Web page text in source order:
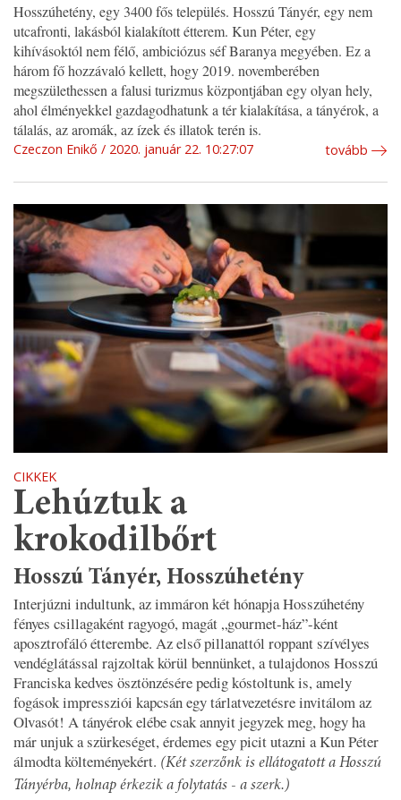
Hosszúhetény, egy 3400 fős település. Hosszú Tányér, egy nem
utcafronti, lakásból kialakított étterem. Kun Péter, egy
kihívásoktól nem félő, ambiciózus séf Baranya megyében. Ez a
három fő hozzávaló kellett, hogy 2019. novemberében
megszülethessen a falusi turizmus központjában egy olyan hely,
ahol élményekkel gazdagodhatunk a tér kialakítása, a tányérok, a
tálalás, az aromák, az ízek és illatok terén is.
Czeczon Enikő 2020. január 22. 10:27:07 tovább
CIKKEK
Lehúztuk a
krokodilbőrt
Hosszú Tányér, Hosszúhetény
Interjúzni indultunk, az immáron két hónapja Hosszúhetény
fényes csillagaként ragyogó, magát „gourmet-ház”-ként
aposztrofáló étterembe. Az első pillanattól roppant szívélyes
vendéglátással rajzoltak körül bennünket, a tulajdonos Hosszú
Franciska kedves ösztönzésére pedig kóstoltunk is, amely
fogások impressziói kapcsán egy tárlatvezetésre invitálom az
Olvasót! A tányérok elébe csak annyit jegyzek meg, hogy ha
már unjuk a szürkeséget, érdemes egy picit utazni a Kun Péter
álmodta költeményekért. (Két szerzőnk is ellátogatott a Hosszú
Tányérba, holnap érkezik a folytatás - a szerk.)